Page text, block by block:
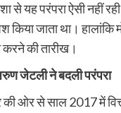
से यह परंपरा ऐसी नहीं
किया जाता था।
की तारीख।
जेटली ने बदली परंपरा
की ओर से साल 2017 में